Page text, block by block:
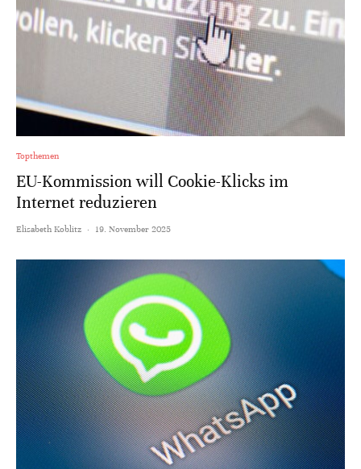
Topthemen
EU-Kommission will Cookie-Klicks im
Internet reduzieren
Elisabeth Koblitz · 19. November 2025